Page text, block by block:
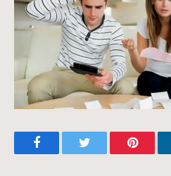
FacebookTwitter